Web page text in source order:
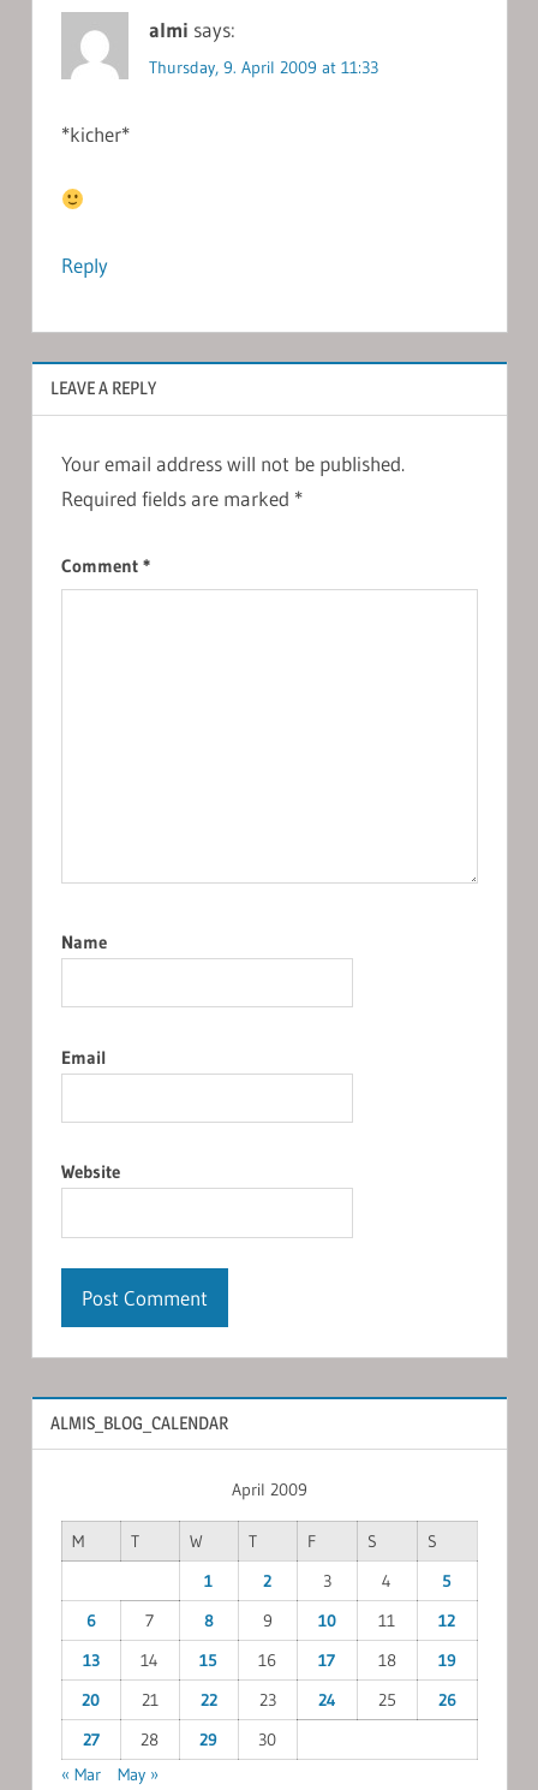
almi says:
Thursday, 9. April 2009 at 11:33
*kicher*
Reply
LEAVE A REPLY
Your email address will not be published.
Required fields are marked *
Comment *
Name
Email
Website
ALMIS_BLOG_CALENDAR
April 2009
M T W T F S
S
1
2 3 4
5
6
7 8 9 10 11
12
13
14 15 16 17 18
19
20
21 22 23 24 25
26
27
28 29
30
« Mar
May »